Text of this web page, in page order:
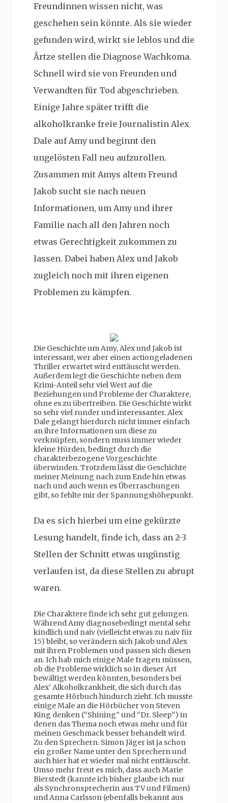
Freundinnen wissen nicht, was
geschehen sein könnte. Als sie wieder
gefunden wird, wirkt sie leblos und die
Ärtze stellen die Diagnose Wachkoma.
Schnell wird sie von Freunden und
Verwandten für Tod abgeschrieben.
Einige Jahre später trifft die
alkoholkranke freie Journalistin Alex
Dale auf Amy und beginnt den
ungelösten Fall neu aufzurollen.
Zusammen mit Amys altem Freund
Jakob sucht sie nach neuen
Informationen, um Amy und ihrer
Familie nach all den Jahren noch
etwas Gerechtigkeit zukommen zu
lassen. Dabei haben Alex und Jakob
zugleich noch mit ihren eigenen
Problemen zu kämpfen.
Die Geschichte um Amy, Alex und Jakob ist
interessant, wer aber einen actiongeladenen
Thriller erwartet wird enttäuscht werden.
Außerdem legt die Geschichte neben dem
Krimi-Anteil sehr viel Wert auf die
Beziehungen und Probleme der Charaktere,
ohne es zu übertreiben. Die Geschichte wirkt
so sehr viel runder und interessanter. Alex
Dale gelangt hierdurch nicht immer einfach
an ihre Informationen um diese zu
verknüpfen, sondern muss immer wieder
kleine Hürden, bedingt durch die
charakterbezogene Vorgeschichte
überwinden. Trotzdem lässt die Geschichte
meiner Meinung nach zum Ende hin etwas
nach und auch wenn es Überraschungen
gibt, so fehlte mir der Spannungshöhepunkt.
Da es sich hierbei um eine gekürzte
Lesung handelt, finde ich, dass an 2-3
Stellen der Schnitt etwas ungünstig
verlaufen ist, da diese Stellen zu abrupt
waren.
Die Charaktere finde ich sehr gut gelungen.
Während Amy diagnosebedingt mental sehr
kindlich und naiv (vielleicht etwas zu naiv für
15) bleibt, so verändern sich Jakob und Alex
mit ihren Problemen und passen sich diesen
an. Ich hab mich einige Male fragen müssen,
ob die Probleme wirklich so in dieser Art
bewältigt werden könnten, besonders bei
Alex’ Alkoholkrankheit, die sich durch das
gesamte Hörbuch hindurch zieht. Ich musste
einige Male an die Hörbücher von Steven
King denken (“Shining” und “Dr. Sleep”) in
denen das Thema noch etwas mehr und für
meinen Geschmack besser behandelt wird.
Zu den Sprechern. Simon Jäger ist ja schon
ein großer Name unter den Sprechern und
auch hier hat er wieder mal nicht enttäuscht.
Umso mehr freut es mich, dass auch Marie
Bierstedt (kannte ich bisher glaube ich nur
als Synchronsprecherin aus TV und Filmen)
und Anna Carlsson (ebenfalls bekannt aus